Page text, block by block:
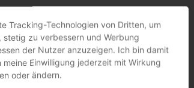
Tracking-Technologien von Dritten, um
stetig zu verbessern und Werbung
der Nutzer anzuzeigen. Ich bin damit
Einwilligung jederzeit mit Wirkung
oder ändern.